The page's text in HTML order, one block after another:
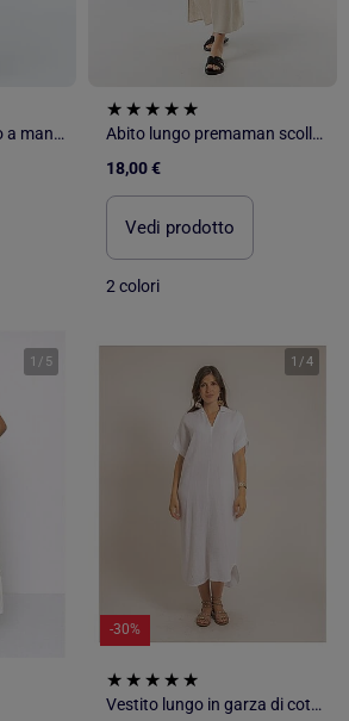
Abito chemisier lungo a maniche corte
Abito lungo premaman scollato sulla schiena
18,00 €
Vedi prodotto
2 colori
1 / 5 1 /4
-30%
Vestito lungo in garza di cotone IPELOR